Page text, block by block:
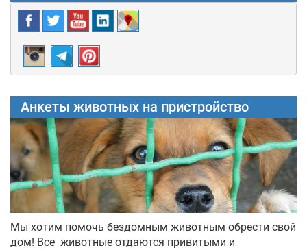
Анкеты животных на пристройство
Мы хотим помочь бездомным животным обрести свой
дом! Все животные отдаются привитыми и